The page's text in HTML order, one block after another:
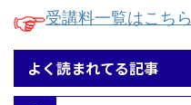
受講料一覧はこちら
よく読まれてる記事